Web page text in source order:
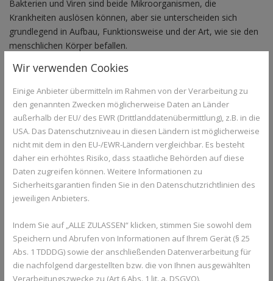
Bakterien und Viren sind beide Mikroorganismen, die
Krankheiten auslösen können, aber sie unterscheiden sich
grundlegend in Aufbau, Funktionsweise und der Art, wie sie den
menschlichen Körper befallen.
Bakterien sind einzellige Lebewesen, die eigenständig existieren
Stoffwechsel und können sich außerhalb eines Wirtsorganismus,
zum Beispiel auf Oberflächen oder in der Umwelt, vermehren.
Viele Bakterien sind harmlos oder sogar nützlich – etwa die
Darmbakterien, die bei der Verdauung helfen. Allerdings gibt es
auch krankheitserregende Bakterien, die Infektionen
verursachen. Gegen bakterielle Infektionen wirken Antibiotika,
weil diese Medikamente gezielt die
Stoffwechselprozesse oder
die Zellwand der Bakterien angreifen
Wir verwenden Cookies
Einige Anbieter übermitteln im Rahmen von der Verarbeitung zu
den genannten Zwecken möglicherweise Daten an Länder
außerhalb der EU/ des EWR (Drittlanddatenübermittlung), z.B. in die
USA. Das Datenschutzniveau in diesen Ländern ist möglicherweise
nicht mit dem in den EU-/EWR-Ländern vergleichbar. Es besteht
daher ein erhöhtes Risiko, dass staatliche Behörden auf diese
Daten zugreifen können. Weitere Informationen zu
Sicherheitsgarantien finden Sie in den Datenschutzrichtlinien des
jeweiligen Anbieters.
Indem Sie auf „ALLE ZULASSEN“ klicken, stimmen Sie sowohl dem
Speichern und Abrufen von Informationen auf Ihrem Gerät (§ 25
Abs. 1 TDDDG) sowie der anschließenden Datenverarbeitung für
die nachfolgend dargestellten bzw. die von Ihnen ausgewählten
Verarbeitungszwecke zu (Art 6 Abs. 1 lit. a. DSGVO).